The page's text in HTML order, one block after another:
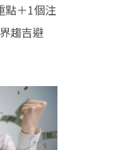
點＋1個注
趨吉避